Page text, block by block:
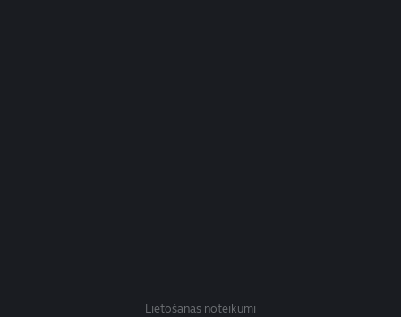
Lietošanas noteikumi